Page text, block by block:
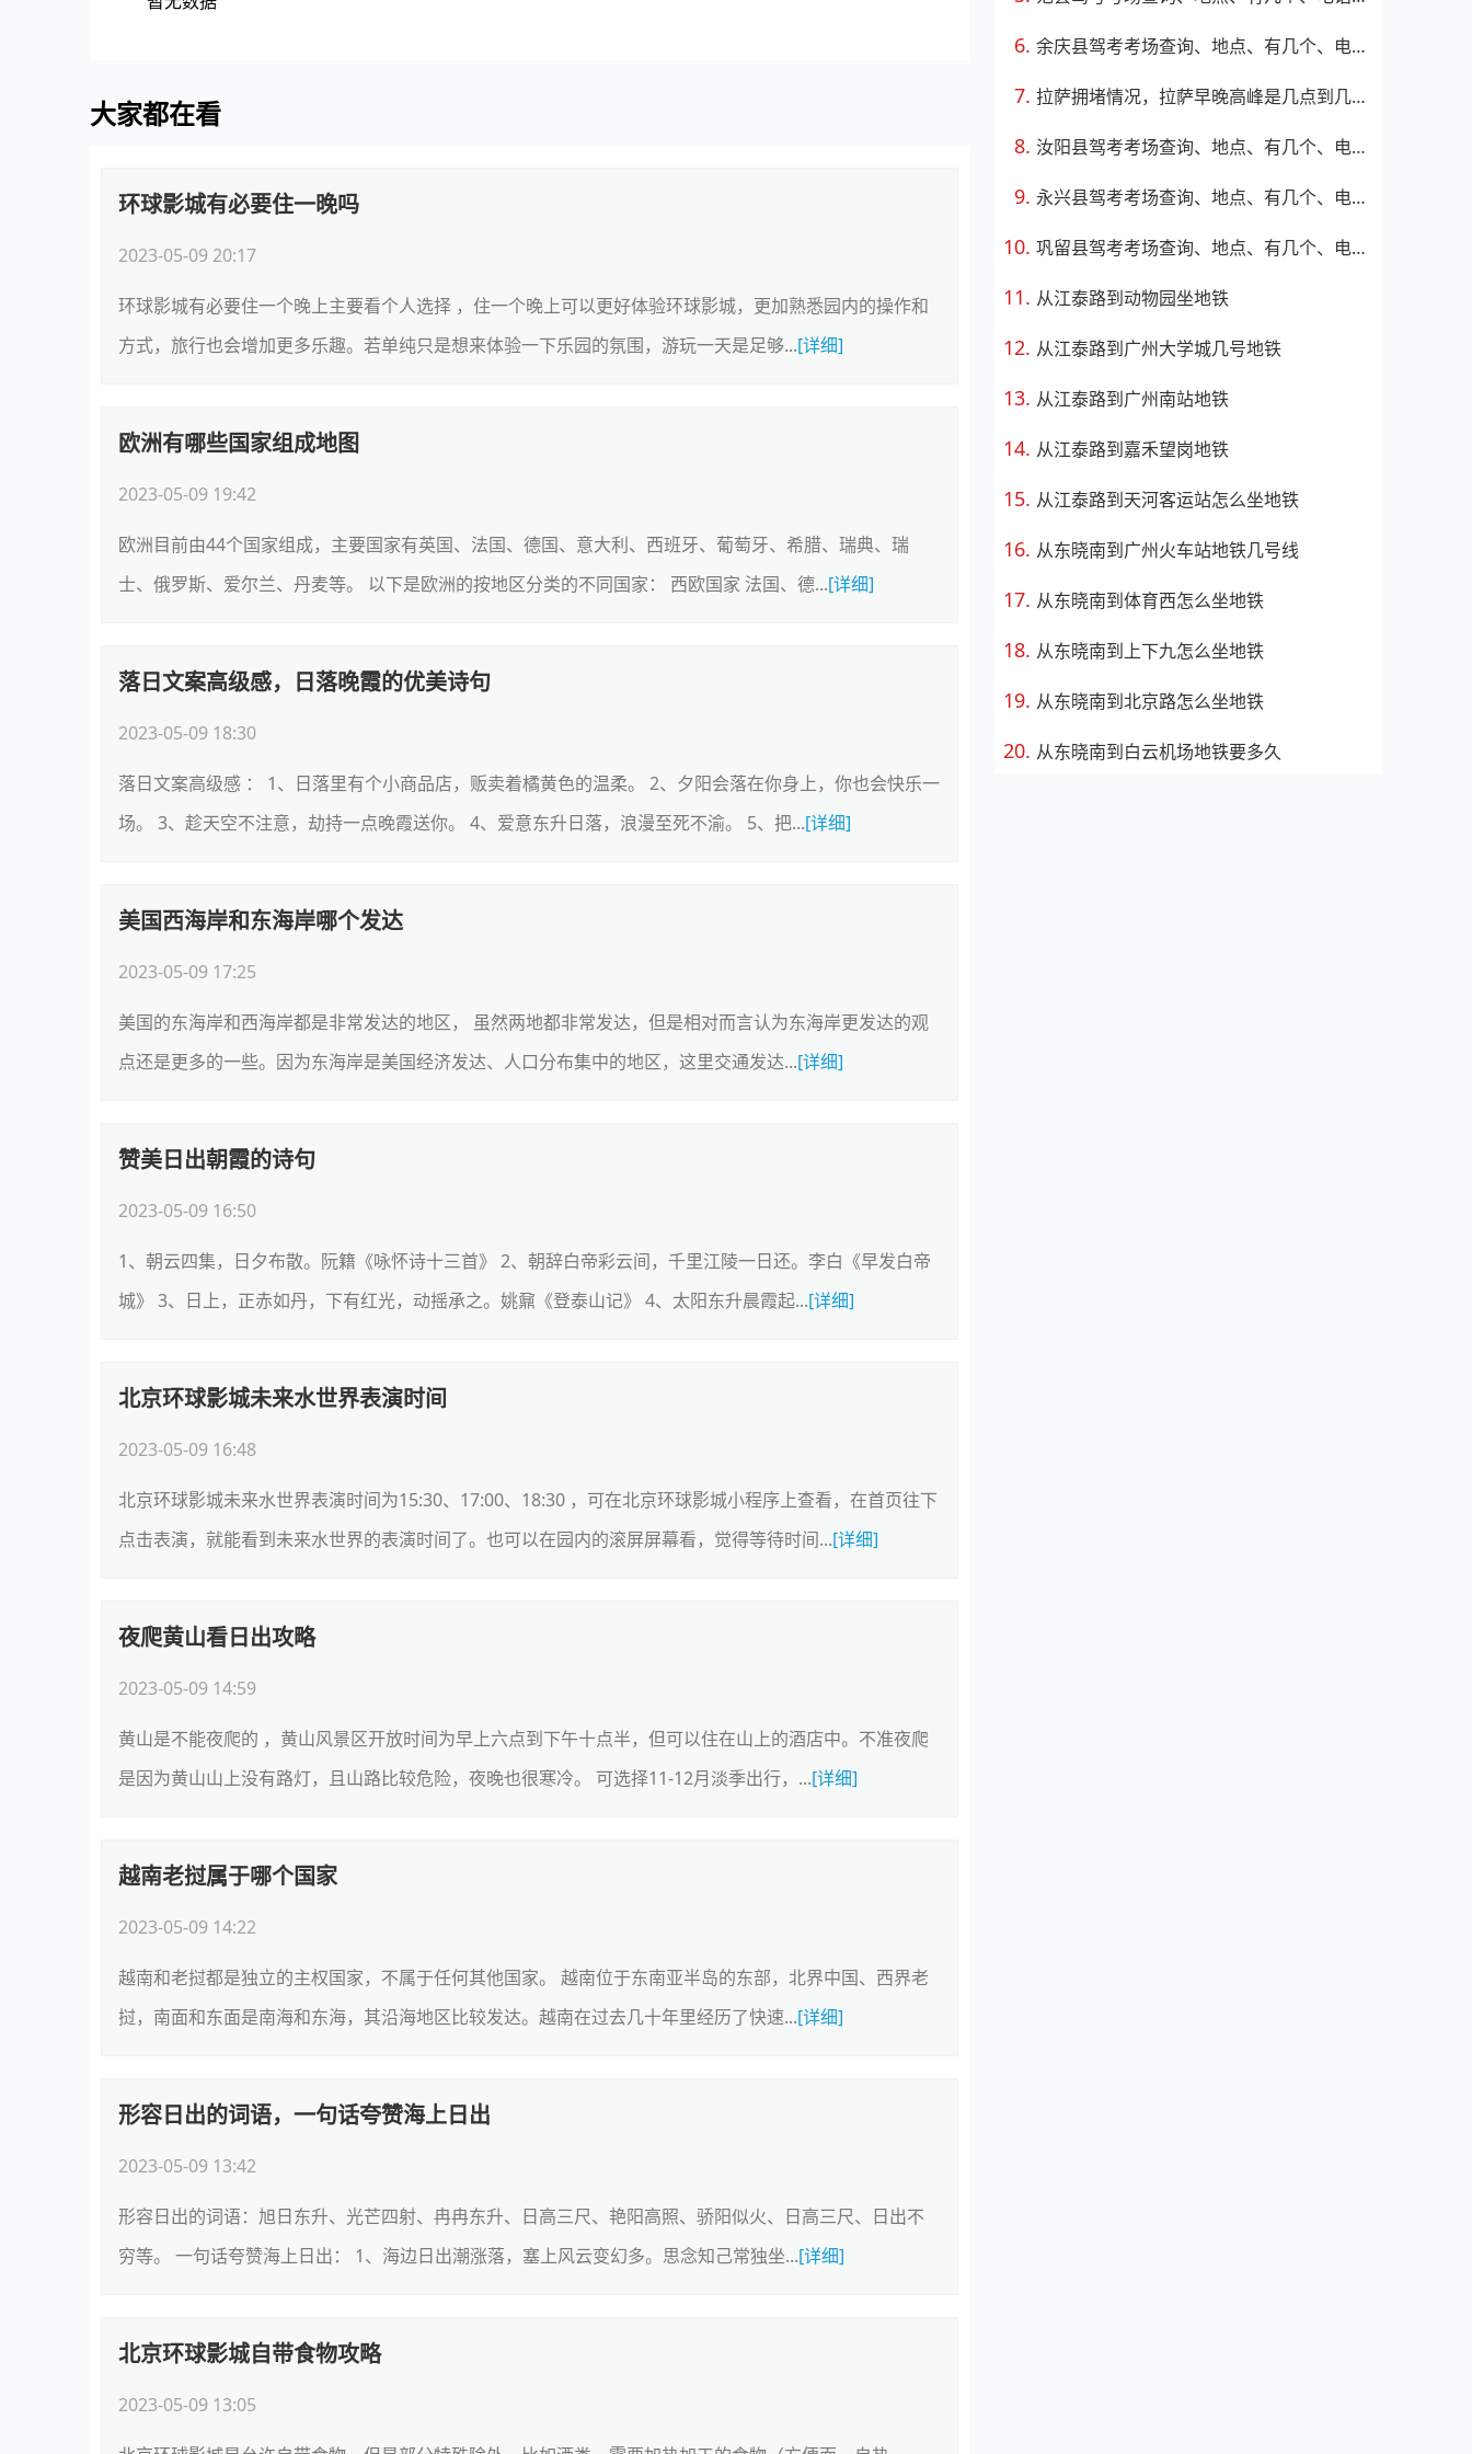
大家都在看
环球影城有必要住一晚吗
2023-05-09 20:17
环球影城有必要住一个晚上主要看个人选择 ，住一个晚上可以更好体验环球影城，更加熟悉园内的操作和
方式，旅行也会增加更多乐趣。若单纯只是想来体验一下乐园的氛围，游玩一天是足够...[详细]
欧洲有哪些国家组成地图
2023-05-09 19:42
欧洲目前由44个国家组成，主要国家有英国、法国、德国、意大利、西班牙、葡萄牙、希腊、瑞典、瑞
士、俄罗斯、爱尔兰、丹麦等。 以下是欧洲的按地区分类的不同国家： 西欧国家 法国、德...[详细]
落日文案高级感，日落晚霞的优美诗句
2023-05-09 18:30
落日文案高级感 ： 1、日落里有个小商品店，贩卖着橘黄色的温柔。 2、夕阳会落在你身上，你也会快乐一
场。 3、趁天空不注意，劫持一点晚霞送你。 4、爱意东升日落，浪漫至死不渝。 5、把...[详细]
美国西海岸和东海岸哪个发达
2023-05-09 17:25
美国的东海岸和西海岸都是非常发达的地区， 虽然两地都非常发达，但是相对而言认为东海岸更发达的观
点还是更多的一些。因为东海岸是美国经济发达、人口分布集中的地区，这里交通发达...[详细]
赞美日出朝霞的诗句
2023-05-09 16:50
1、朝云四集，日夕布散。阮籍《咏怀诗十三首》 2、朝辞白帝彩云间，千里江陵一日还。李白《早发白帝
城》 3、日上，正赤如丹，下有红光，动摇承之。姚鼐《登泰山记》 4、太阳东升晨霞起...[详细]
北京环球影城未来水世界表演时间
2023-05-09 16:48
北京环球影城未来水世界表演时间为15:30、17:00、18:30 ，可在北京环球影城小程序上查看，在首页往下
点击表演，就能看到未来水世界的表演时间了。也可以在园内的滚屏屏幕看，觉得等待时间...[详细]
夜爬黄山看日出攻略
2023-05-09 14:59
黄山是不能夜爬的 ，黄山风景区开放时间为早上六点到下午十点半，但可以住在山上的酒店中。不准夜爬
是因为黄山山上没有路灯，且山路比较危险，夜晚也很寒冷。 可选择11-12月淡季出行，...[详细]
越南老挝属于哪个国家
2023-05-09 14:22
越南和老挝都是独立的主权国家，不属于任何其他国家。 越南位于东南亚半岛的东部，北界中国、西界老
挝，南面和东面是南海和东海，其沿海地区比较发达。越南在过去几十年里经历了快速...[详细]
形容日出的词语，一句话夸赞海上日出
2023-05-09 13:42
形容日出的词语：旭日东升、光芒四射、冉冉东升、日高三尺、艳阳高照、骄阳似火、日高三尺、日出不
穷等。 一句话夸赞海上日出： 1、海边日出潮涨落，塞上风云变幻多。思念知己常独坐...[详细]
北京环球影城自带食物攻略
2023-05-09 13:05
余庆县驾考考场查询、地点、有几个、电话、上班时间
拉萨拥堵情况，拉萨早晚高峰是几点到几点
汝阳县驾考考场查询、地点、有几个、电话、上班时间
永兴县驾考考场查询、地点、有几个、电话、上班时间
巩留县驾考考场查询、地点、有几个、电话、上班时间
从江泰路到动物园坐地铁
从江泰路到广州大学城几号地铁
从江泰路到广州南站地铁
从江泰路到嘉禾望岗地铁
从江泰路到天河客运站怎么坐地铁
从东晓南到广州火车站地铁几号线
从东晓南到体育西怎么坐地铁
从东晓南到上下九怎么坐地铁
从东晓南到北京路怎么坐地铁
从东晓南到白云机场地铁要多久